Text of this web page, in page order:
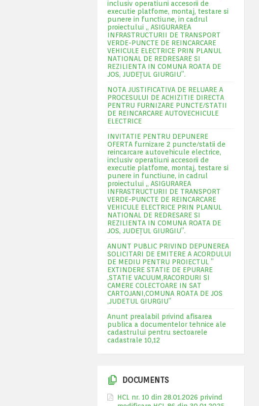
inclusiv operatiuni accesorii de
executie platfome, montaj, testare si
punere in functiune, in cadrul
proiectului „ ASIGURAREA
INFRASTRUCTURII DE TRANSPORT
VERDE-PUNCTE DE REINCARCARE
VEHICULE ELECTRICE PRIN PLANUL
NATIONAL DE REDRESARE SI
REZILIENTA IN COMUNA ROATA DE
JOS, JUDEŢUL GIURGIU”.
NOTA JUSTIFICATIVA DE RELUARE A
PROCESULUI DE ACHIZITIE DIRECTA
PENTRU FURNIZARE PUNCTE/STATII
DE REINCARCARE AUTOVECHICULE
ELECTRICE
INVITATIE PENTRU DEPUNERE
OFERTA furnizare 2 puncte/statii de
reincarcare autovehicule electrice,
inclusiv operatiuni accesorii de
executie platfome, montaj, testare si
punere in functiune, in cadrul
proiectului „ ASIGURAREA
INFRASTRUCTURII DE TRANSPORT
VERDE-PUNCTE DE REINCARCARE
VEHICULE ELECTRICE PRIN PLANUL
NATIONAL DE REDRESARE SI
REZILIENTA IN COMUNA ROATA DE
JOS, JUDEŢUL GIURGIU”.
ANUNT PUBLIC PRIVIND DEPUNEREA
SOLICITARI DE EMITERE A ACORDULUI
DE MEDIU PENTRU PROIECTUL ”
EXTINDERE STATIE DE EPURARE
,STATIE VACUUM,RACORDURI SI
CAMERE COLECTOARE IN SAT
CARTOJANI,COMUNA ROATA DE JOS
,JUDETUL GIURGIU”
Anunt prealabil privind afisarea
publica a documentelor tehnice ale
cadastrului pentru sectoarele
cadastrale 10,12
DOCUMENTS
HCL nr. 10 din 28.01.2026 privind